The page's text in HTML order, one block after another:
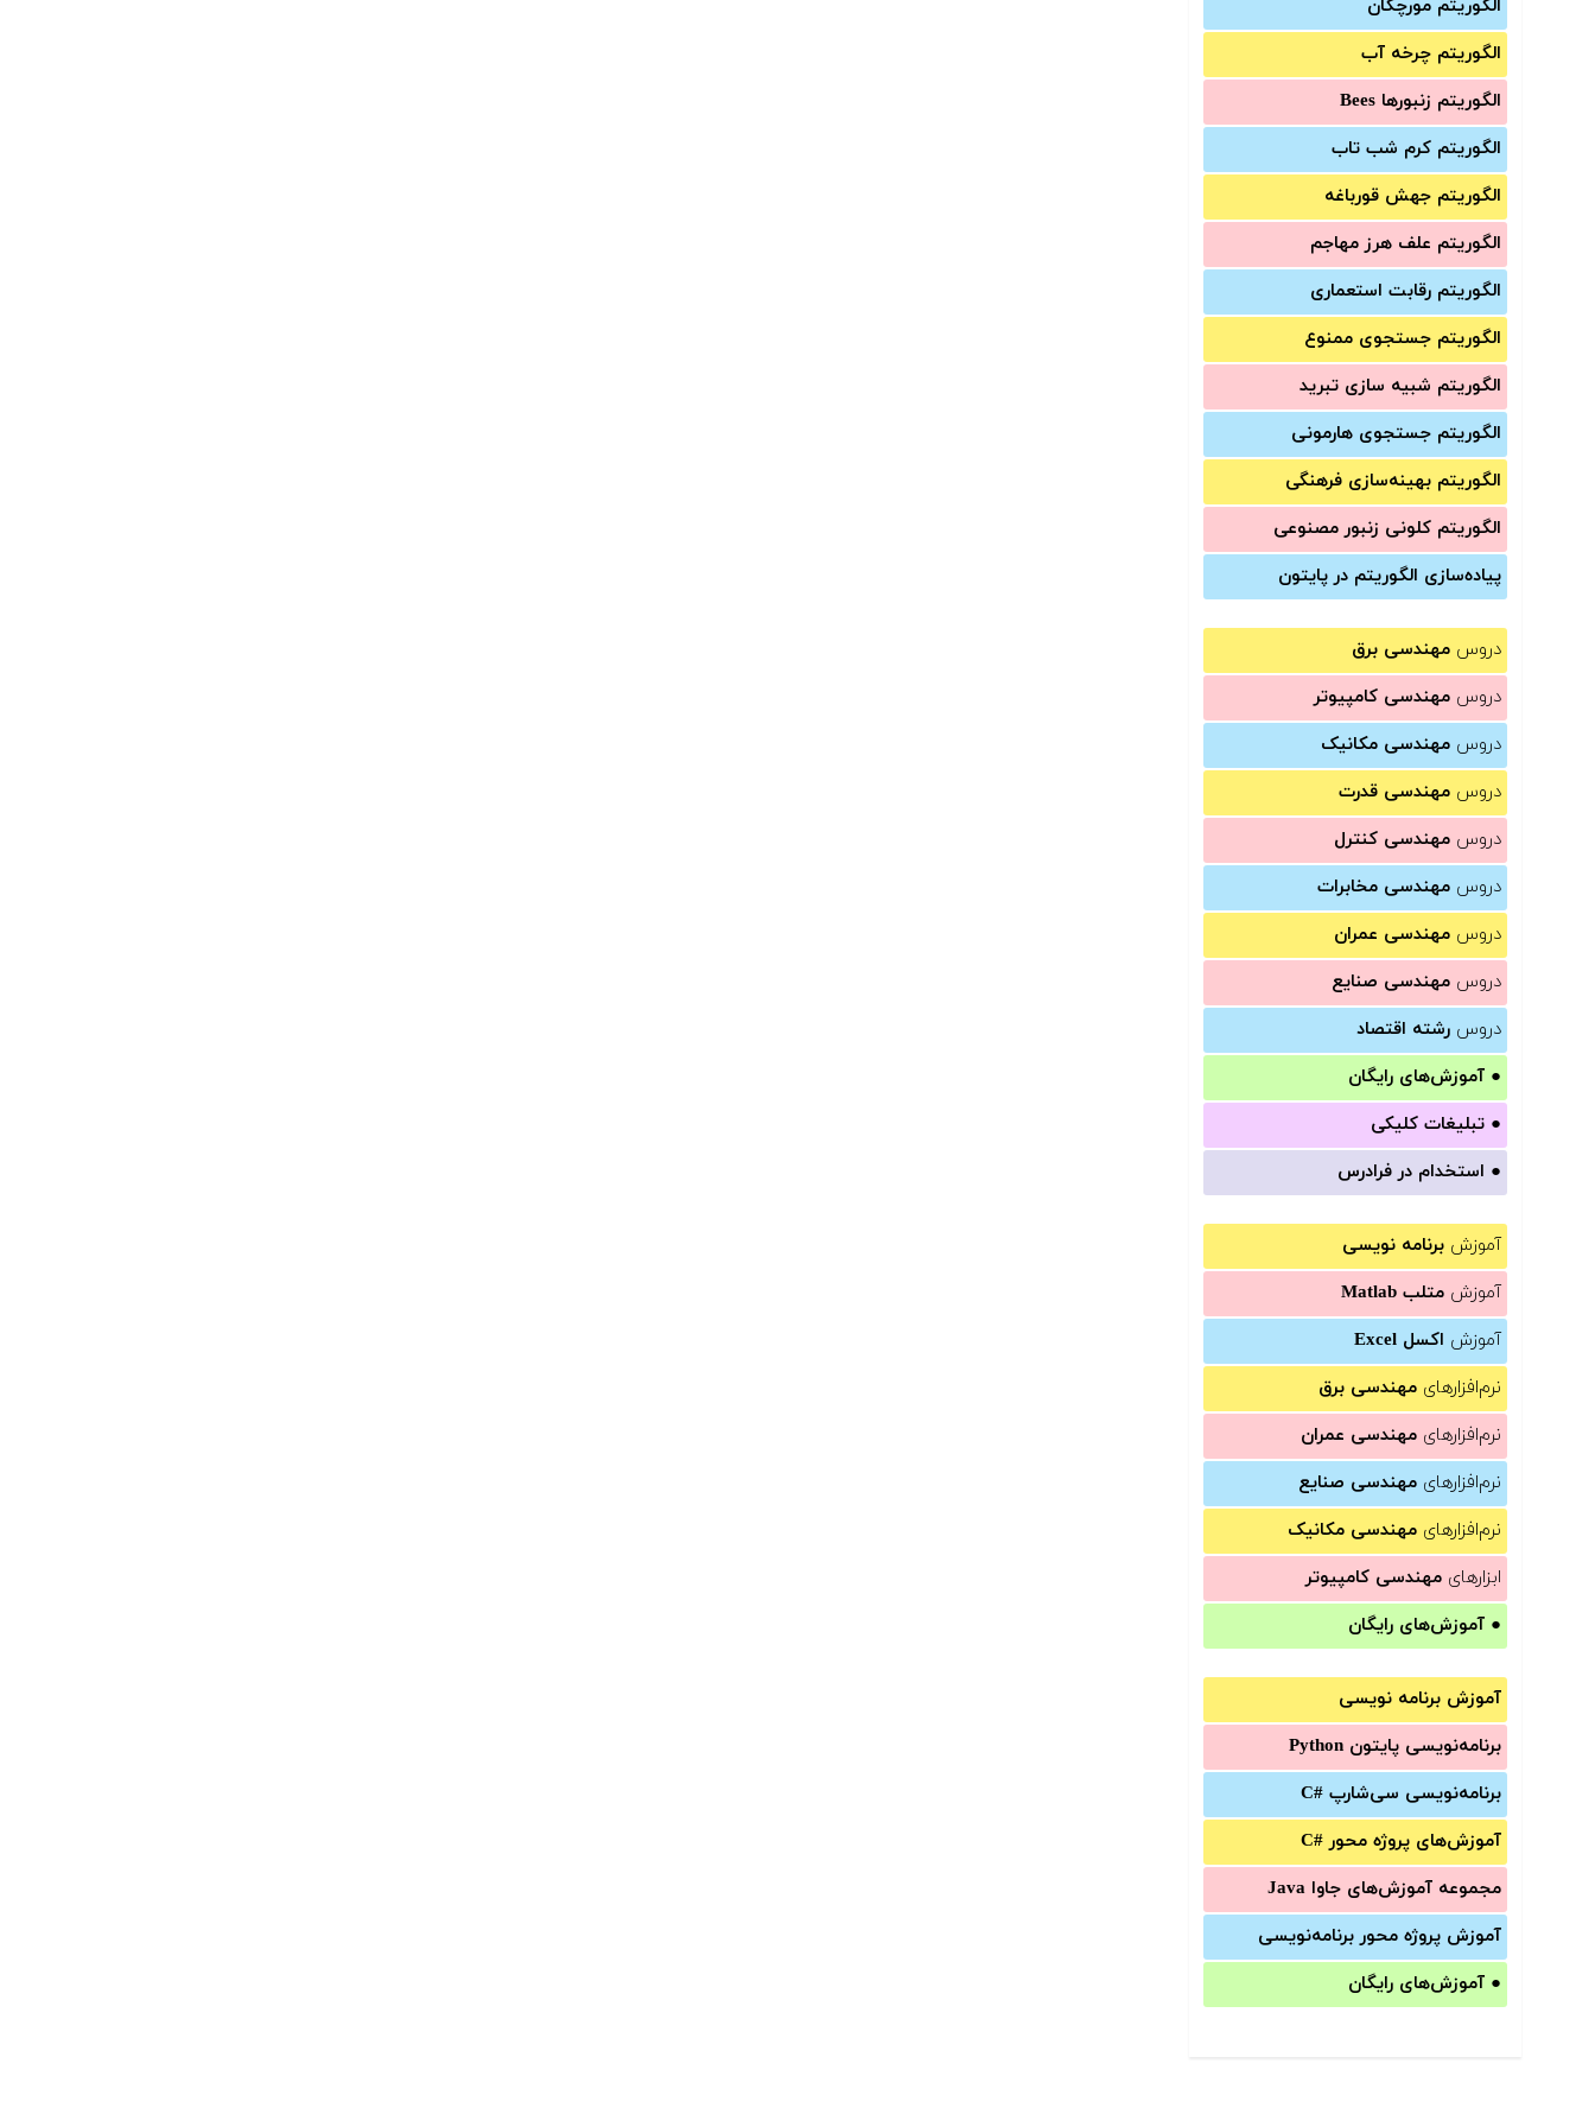
الگوریتم مورچگان
الگوریتم چرخه آب
الگوریتم زنبورها Bees
الگوریتم کرم شب تاب
الگوریتم جهش قورباغه
الگوریتم علف هرز مهاجم
الگوریتم رقابت استعماری
الگوریتم جستجوی ممنوع
الگوریتم شبیه سازی تبرید
الگوریتم جستجوی هارمونی
الگوریتم بهینه‌سازی فرهنگی
الگوریتم کلونی زنبور مصنوعی
پیاده‌سازی الگوریتم در پایتون
دروس مهندسی برق
دروس مهندسی کامپیوتر
دروس مهندسی مکانیک
دروس مهندسی قدرت
دروس مهندسی کنترل
دروس مهندسی مخابرات
دروس مهندسی عمران
دروس مهندسی صنایع
دروس رشته اقتصاد
● آموزش‌های رایگان
● تبلیغات کلیکی
● استخدام در فرادرس
آموزش برنامه نویسی
آموزش متلب Matlab
آموزش اکسل Excel
نرم‌افزارهای مهندسی برق
نرم‌افزارهای مهندسی عمران
نرم‌افزارهای مهندسی صنایع
نرم‌افزارهای مهندسی مکانیک
ابزارهای مهندسی کامپیوتر
● آموزش‌های رایگان
آموزش برنامه نویسی
برنامه‌نویسی پایتون Python
برنامه‌‌نویسی سی‌شارپ C#‎
آموزش‌های پروژه محور #C
مجموعه آموزش‌های جاوا Java
آموزش‌ پروژه محور برنامه‌نویسی
● آموزش‌های رایگان